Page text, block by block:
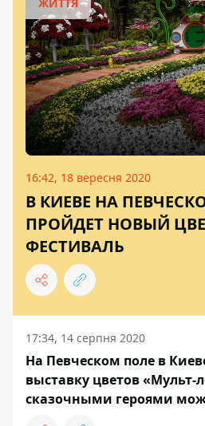
16:42, 18 вересня 2020
В КИЕВЕ НА
ПРОЙДЕТ НОВЫЙ
ФЕСТИВАЛЬ
17:34, 14 серпня 2020
На Певческом поле в
выставку цветов «Мульт-
сказочными героями